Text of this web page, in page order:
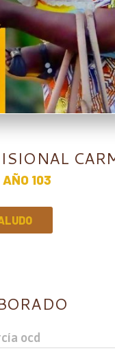
AÑO 103
ocd